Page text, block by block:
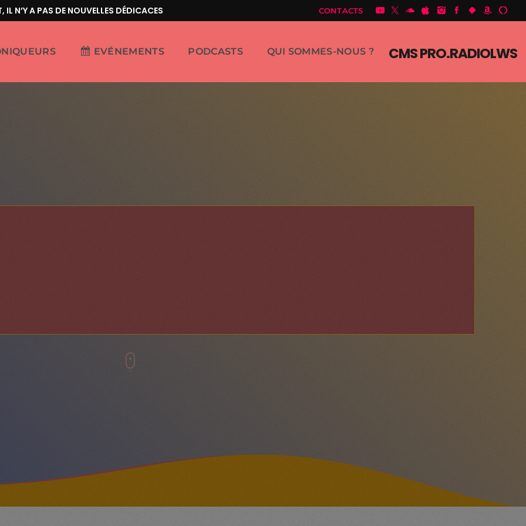
A PAS DE NOUVELLES DÉDICACES CONTACTS
CMS PRO.RADIOLWS
EVÉNEMENTS PODCASTS QUI SOMMES-NOUS ?